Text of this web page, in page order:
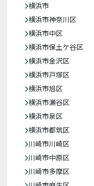
横浜市
横浜市神奈川区
横浜市中区
横浜市保土ケ谷区
横浜市金沢区
横浜市戸塚区
横浜市旭区
横浜市瀬谷区
横浜市泉区
横浜市都筑区
川崎市川崎区
川崎市中原区
川崎市多摩区